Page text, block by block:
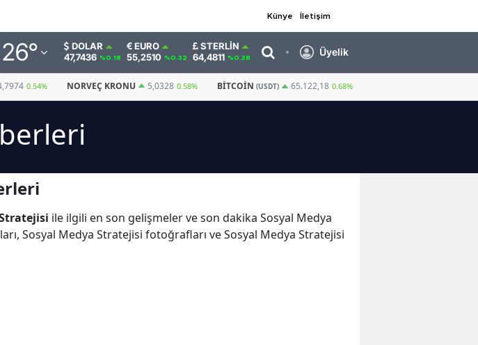
Künye İletişim
26°
DOLAR
47,7436 %0.18
EURO
55,2510 %0.32
STERLIN
64,4811 %0.38 Üyelik
0.54% NORVEÇ KRONU 5,0328 0.58% BITCOIN (USDT) 65.122,18 0.68%
ile ilgili en son gelişmeler ve son dakika Sosyal Medya
Sosyal Medya Stratejisi fotoğrafları ve Sosyal Medya Stratejisi